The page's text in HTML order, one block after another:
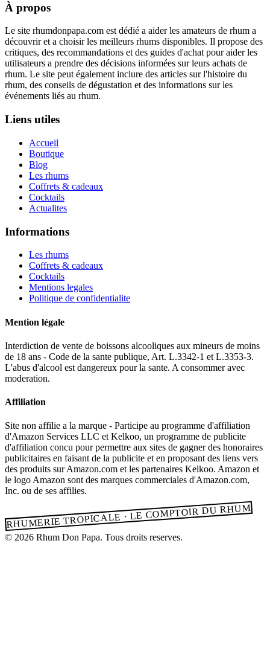
À propos
Le site rhumdonpapa.com est dédié a aider les amateurs de rhum a
découvrir et a choisir les meilleurs rhums disponibles. Il propose des
critiques, des recommandations et des guides d'achat pour aider les
utilisateurs a prendre des décisions informées sur leurs achats de
rhum. Le site peut également inclure des articles sur l'histoire du
rhum, des conseils de dégustation et des informations sur les
événements liés au rhum.
Liens utiles
Accueil
Boutique
Blog
Les rhums
Coffrets & cadeaux
Cocktails
Actualites
Informations
Les rhums
Coffrets & cadeaux
Cocktails
Mentions legales
Politique de confidentialite
Mention légale
Interdiction de vente de boissons alcooliques aux mineurs de moins
de 18 ans - Code de la sante publique, Art. L.3342-1 et L.3353-3.
L'abus d'alcool est dangereux pour la sante. A consommer avec
moderation.
Affiliation
Site non affilie a la marque - Participe au programme d'affiliation
d'Amazon Services LLC et Kelkoo, un programme de publicite
d'affiliation concu pour permettre aux sites de gagner des honoraires
publicitaires en faisant de la publicite et en proposant des liens vers
des produits sur Amazon.com et les partenaires Kelkoo. Amazon et
le logo Amazon sont des marques commerciales d'Amazon.com,
Inc. ou de ses affilies.
RHUMERIE TROPICALE · LE COMPTOIR DU RHUM
© 2026 Rhum Don Papa. Tous droits reserves.